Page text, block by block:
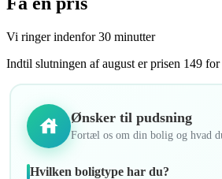
Vi ringer indenfor 30 minutter
Indtil slutningen af august er prisen 149 for
Ønsker til pudsning
Fortæl os om din bolig og hvad
Hvilken boligtype har du?